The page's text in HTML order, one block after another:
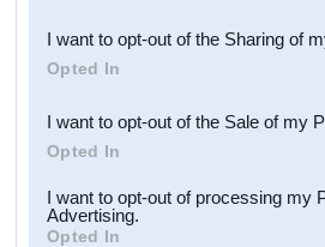
Downstream Participants
third parties.
I want to opt-out of the Sharing of
Opted In
I want to opt-out of the Sale of my
Opted In
I want to opt-out of processing my
Advertising.
Opted In